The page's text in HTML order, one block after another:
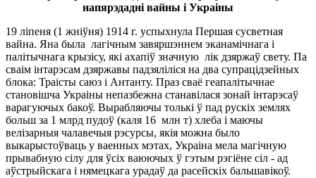
напярэдадні вайны і Украіны
19 ліпеня (1 жніўня) 1914 г. успыхнула Першая сусветная
вайна. Яна была лагічным завяршэннем эканамічнага і
палітычнага крызісу, які ахапіў значную лік дзяржаў свету. Па
сваім інтарэсам дзяржавы падзяліліся на два супрацідзейных
блока: Траісты саюз і Антанту. Праз сваё геапалітычнае
становішча Украіны непазбежна станавілася зонай інтарэсаў
варагуючых бакоў. Вырабляючы толькі ў пад рускіх землях
больш за 1 млрд пудоў (каля 16 млн т) хлеба і маючы
велізарныя чалавечыя рэсурсы, якія можна было
выкарыстоўваць у ваенных мэтах, Украіна мела магічную
прывабную сілу для ўсіх ваюючых ў гэтым рэгіёне сіл - ад
аўстрыйскага і нямецкага урадаў да расейскіх бальшавікоў.